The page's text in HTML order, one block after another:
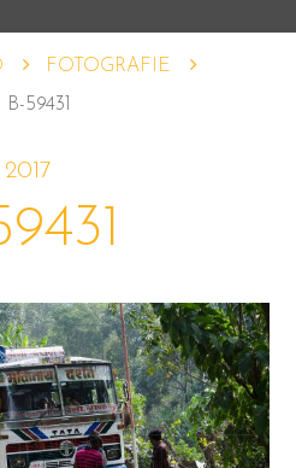
FOTOGRAFIE
B-59431